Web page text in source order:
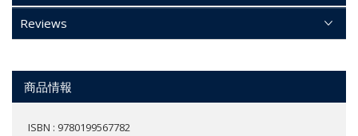
Reviews
商品情報
ISBN : 9780199567782